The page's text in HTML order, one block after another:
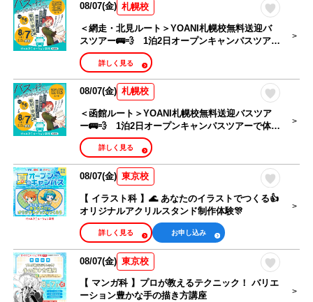
08/07(金) 札幌校
＜網走・北見ルート＞YOANI札幌校無料送迎バ
スツアー🚌💨 1泊2日オープンキャンパスツアー
で体験授業を楽しもう！
詳しく見る
08/07(金) 札幌校
＜函館ルート＞YOANI札幌校無料送迎バスツア
ー🚌💨 1泊2日オープンキャンパスツアーで体験
授業を楽しもう！
詳しく見る
08/07(金) 東京校
【 イラスト科 】🌊 あなたのイラストでつくる👍
オリジナルアクリルスタンド制作体験🎊
お申し込み
詳しく見る
08/07(金) 東京校
【 マンガ科 】プロが教えるテクニック！ バリエ
ーション豊かな手の描き方講座